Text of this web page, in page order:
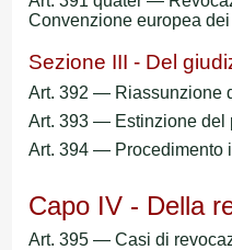
Convenzione europea
Sezione III - Del
Art. 392 — Riassunzione
Art. 393 — Estinzione del
Art. 394 — Procedimento
Capo IV - Della
Art. 395 — Casi di